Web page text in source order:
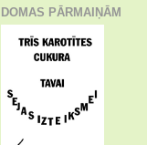
DOMAS PĀRMAIŅĀM